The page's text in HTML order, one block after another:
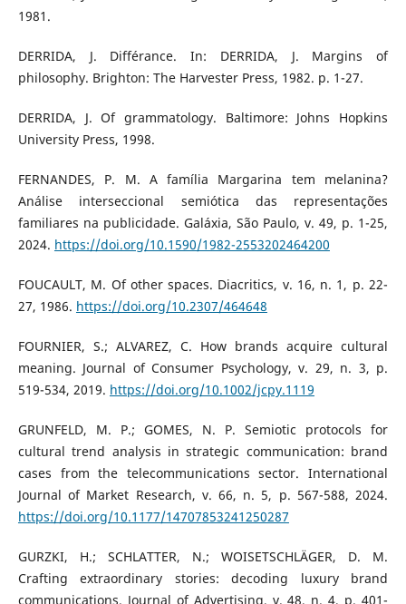
1981.
DERRIDA, J. Différance. In: DERRIDA, J. Margins of
philosophy. Brighton: The Harvester Press, 1982. p. 1-27.
DERRIDA, J. Of grammatology. Baltimore: Johns Hopkins
University Press, 1998.
FERNANDES, P. M. A família Margarina tem melanina?
Análise interseccional semiótica das representações
familiares na publicidade. Galáxia, São Paulo, v. 49, p. 1-25,
2024. https://doi.org/10.1590/1982-2553202464200
FOUCAULT, M. Of other spaces. Diacritics, v. 16, n. 1, p. 22-
27, 1986. https://doi.org/10.2307/464648
FOURNIER, S.; ALVAREZ, C. How brands acquire cultural
meaning. Journal of Consumer Psychology, v. 29, n. 3, p.
519-534, 2019. https://doi.org/10.1002/jcpy.1119
GRUNFELD, M. P.; GOMES, N. P. Semiotic protocols for
cultural trend analysis in strategic communication: brand
cases from the telecommunications sector. International
Journal of Market Research, v. 66, n. 5, p. 567-588, 2024.
https://doi.org/10.1177/14707853241250287
GURZKI, H.; SCHLATTER, N.; WOISETSCHLÄGER, D. M.
Crafting extraordinary stories: decoding luxury brand
communications. Journal of Advertising, v. 48, n. 4, p. 401-